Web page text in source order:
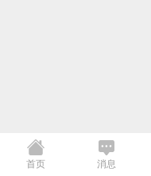
首页 消息